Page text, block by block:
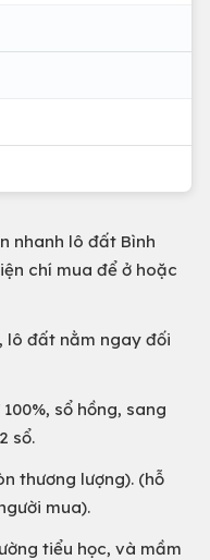
nhanh lô đất Bình
chí mua để ở hoặc
lô đất nằm ngay đối
sổ hồng, sang
sổ.
thương lượng). (hỗ
mua).
tiểu học, và mầm